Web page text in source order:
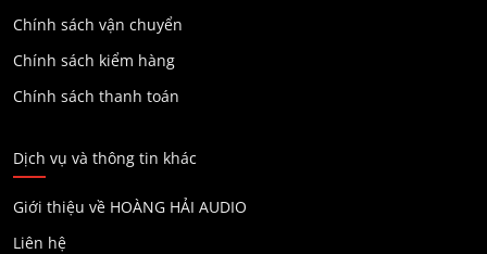
Chính sách vận chuyển
Chính sách kiểm hàng
Chính sách thanh toán
Dịch vụ và thông tin khác
Giới thiệu về HOÀNG HẢI AUDIO
Liên hệ